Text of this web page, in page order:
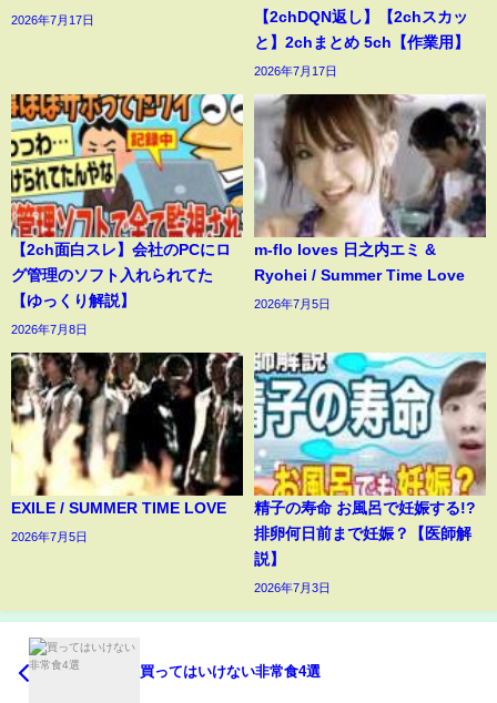
2026年7月17日
【2chDQN返し】【2chスカッ
と】2chまとめ 5ch【作業用】
2026年7月17日
【2ch面白スレ】会社のPCにロ
グ管理のソフト入れられてた
【ゆっくり解説】
2026年7月8日
m-flo loves 日之内エミ &
Ryohei / Summer Time Love
2026年7月5日
EXILE / SUMMER TIME LOVE
2026年7月5日
精子の寿命 お風呂で妊娠する!?
排卵何日前まで妊娠？【医師解
説】
2026年7月3日
買ってはいけない非常食4選